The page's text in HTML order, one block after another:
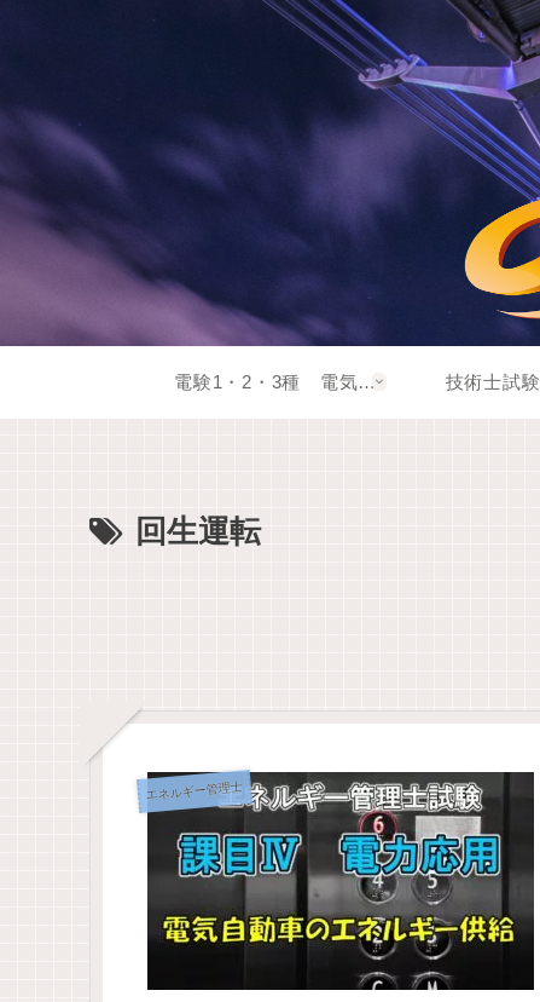
電験1・2・3種 電気系資格 技術士試験
回生運転
エネルギー管理士